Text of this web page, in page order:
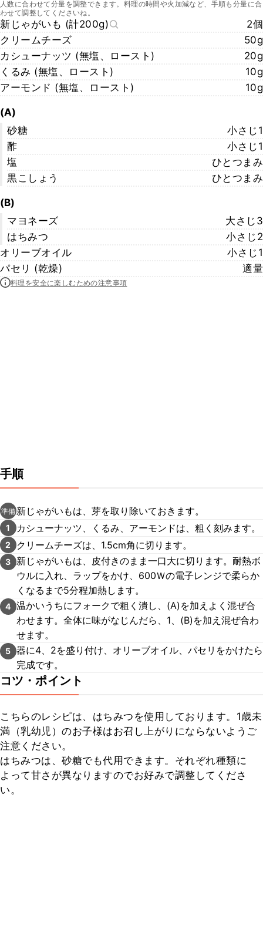
人数に合わせて分量を調整できます。料理の時間や火加減など、手順も分量に合
わせて調整してくださいね。
新じゃがいも (計200g)
2個
クリームチーズ
50g
カシューナッツ (無塩、ロースト)
20g
くるみ (無塩、ロースト)
10g
アーモンド (無塩、ロースト)
10g
(A)
砂糖
小さじ1
酢
小さじ1
塩
ひとつまみ
黒こしょう
ひとつまみ
(B)
マヨネーズ
大さじ3
はちみつ
小さじ2
オリーブオイル
小さじ1
パセリ (乾燥)
適量
料理を安全に楽しむための注意事項
手順
準備 新じゃがいもは、芽を取り除いておきます。
1 カシューナッツ、くるみ、アーモンドは、粗く刻みます。
2 クリームチーズは、1.5cm角に切ります。
3
新じゃがいもは、皮付きのまま一口大に切ります。耐熱ボ
ウルに入れ、ラップをかけ、600Ｗの電子レンジで柔らか
くなるまで5分程加熱します。
4 温かいうちにフォークで粗く潰し、(A)を加えよく混ぜ合
わせます。全体に味がなじんだら、1、(B)を加え混ぜ合わ
せます。
5 器に4、2を盛り付け、オリーブオイル、パセリをかけたら
完成です。
コツ・ポイント
こちらのレシピは、はちみつを使用しております。1歳未
満（乳幼児）のお子様はお召し上がりにならないようご
注意ください。
はちみつは、砂糖でも代用できます。それぞれ種類に
よって甘さが異なりますのでお好みで調整してくださ
い。